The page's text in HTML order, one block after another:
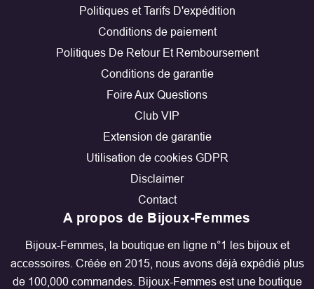
Politiques et Tarifs D'expédition
Conditions de paiement
Politiques De Retour Et Remboursement
Conditions de garantie
Foire Aux Questions
Club VIP
Extension de garantie
Utilisation de cookies GDPR
Disclaimer
Contact
A propos de Bijoux-Femmes
Bijoux-Femmes, la boutique en ligne n°1 les bijoux et
accessoires. Créée en 2015, nous avons déjà expédié plus
de 100,000 commandes. Bijoux-Femmes est une boutique